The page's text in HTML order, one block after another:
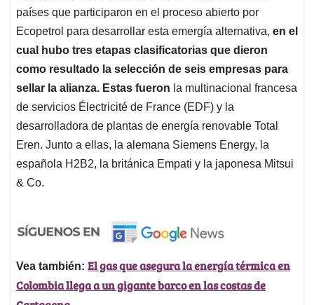
países que participaron en el proceso abierto por
Ecopetrol para desarrollar esta emergía alternativa, en el
cual hubo tres etapas clasificatorias que dieron
como resultado la selección de seis empresas para
sellar la alianza. Estas fueron la multinacional francesa
de servicios Électricité de France (EDF) y la
desarrolladora de plantas de energía renovable Total
Eren. Junto a ellas, la alemana Siemens Energy, la
española H2B2, la británica Empati y la japonesa Mitsui
& Co.
Vea también: El gas que asegura la energía térmica en
Colombia llega a un gigante barco en las costas de